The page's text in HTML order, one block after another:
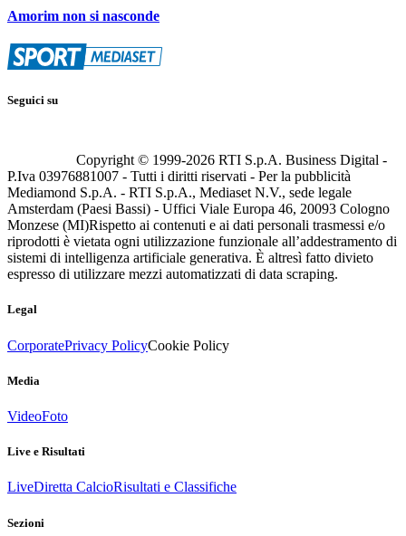
Amorim non si nasconde
Seguici su
Copyright © 1999-2026 RTI S.p.A. Business Digital -
P.Iva 03976881007 - Tutti i diritti riservati - Per la pubblicità
Mediamond S.p.A. - RTI S.p.A., Mediaset N.V., sede legale
Amsterdam (Paesi Bassi) - Uffici Viale Europa 46, 20093 Cologno
Monzese (MI)Rispetto ai contenuti e ai dati personali trasmessi e/o
riprodotti è vietata ogni utilizzazione funzionale all’addestramento di
sistemi di intelligenza artificiale generativa. È altresì fatto divieto
espresso di utilizzare mezzi automatizzati di data scraping.
Legal
CorporatePrivacy PolicyCookie Policy
Media
VideoFoto
Live e Risultati
LiveDiretta CalcioRisultati e Classifiche
Sezioni